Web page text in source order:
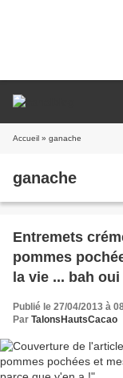
Accueil » ganache
ganache
Entremets
pommes
la vie ... bah
Publié le 27/04/2013 à
Par TalonsHautsCacao